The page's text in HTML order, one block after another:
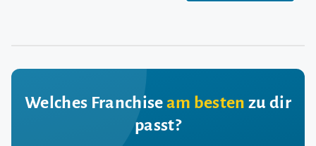
Welches Franchiseam besten zu dir
passt?